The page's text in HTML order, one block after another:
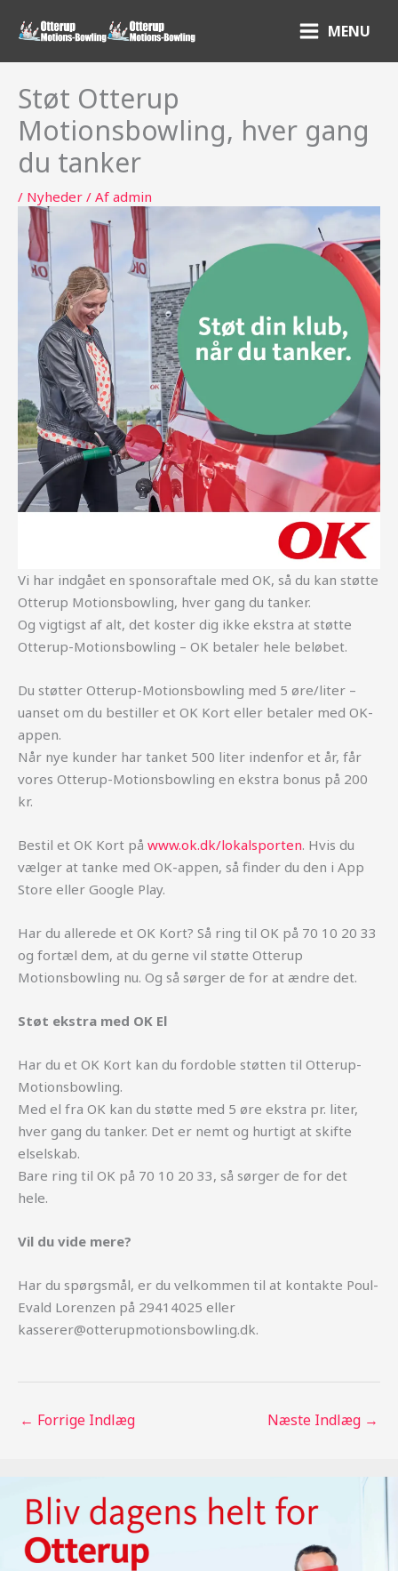
MENU
Støt Otterup
Motionsbowling, hver gang
du tanker
/ Nyheder / Af admin
Vi har indgået en sponsoraftale med OK, så du kan støtte
Otterup Motionsbowling, hver gang du tanker.
Og vigtigst af alt, det koster dig ikke ekstra at støtte
Otterup-Motionsbowling – OK betaler hele beløbet.
Du støtter Otterup-Motionsbowling med 5 øre/liter –
uanset om du bestiller et OK Kort eller betaler med OK-
appen.
Når nye kunder har tanket 500 liter indenfor et år, får
vores Otterup-Motionsbowling en ekstra bonus på 200
kr.
Bestil et OK Kort på www.ok.dk/lokalsporten. Hvis du
vælger at tanke med OK-appen, så finder du den i App
Store eller Google Play.
Har du allerede et OK Kort? Så ring til OK på 70 10 20 33
og fortæl dem, at du gerne vil støtte Otterup
Motionsbowling nu. Og så sørger de for at ændre det.
Støt ekstra med OK El
Har du et OK Kort kan du fordoble støtten til Otterup-
Motionsbowling.
Med el fra OK kan du støtte med 5 øre ekstra pr. liter,
hver gang du tanker. Det er nemt og hurtigt at skifte
elselskab.
Bare ring til OK på 70 10 20 33, så sørger de for det
hele.
Vil du vide mere?
Har du spørgsmål, er du velkommen til at kontakte Poul-
Evald Lorenzen på 29414025 eller
kasserer@otterupmotionsbowling.dk.
← Forrige Indlæg Næste Indlæg →